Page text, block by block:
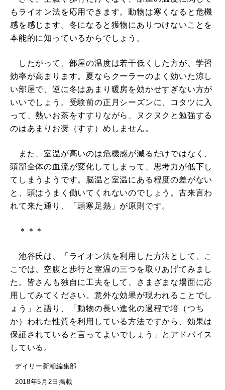
もライオン法を応用できます。動物は寒くなると危機
感を感じます。冬になると獲物にありつけないことを
本能的に知っているからでしょう。
したがって、部屋の温度は若干低くした方が、学習
効率が高まります。夏ならクーラーのよく効いた涼し
い部屋で、逆に冬はあまり暖房を効かせすぎない方が
いいでしょう。受験前の正月シーズンに、コタツに入
って、熱いお茶をすすりながら、ヌクヌクと勉強する
のはあまりお奨（すす）めしません。
また、室温が高いのは危機感が減るだけではなく、
頭部全体の血流が変化してしまって、思考力が低下し
てしまうようです。脳温と室温にある程度の差がない
と、頭はうまく働いてくれないのでしょう。古来言わ
れて来た通り、「頭寒足熱」が原則です。
＊＊＊
池谷氏は、「ライオン法を利用した方法として、こ
こでは、空腹と歩行と室温の三つを取りあげてみまし
た。皆さんも独自に工夫をして、さまざまな場面に応
用してみてください。意外な効果が現われることでし
ょう」と語り、「動物の長い進化の過程で培（つち
か）われた性質を利用している方法ですから、効果は
保証されていると言ってよいでしょう」とアドバイス
している。
デイリー新潮編集部
2018年5月2日掲載